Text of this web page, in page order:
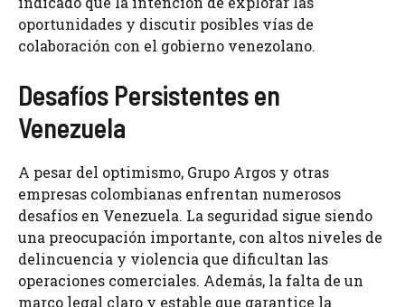
oportunidades y discutir posibles vías de
colaboración con el gobierno venezolano.
Desafíos Persistentes en
Venezuela
A pesar del optimismo, Grupo Argos y otras
empresas colombianas enfrentan numerosos
desafíos en Venezuela. La seguridad sigue siendo
una preocupación importante, con altos niveles de
delincuencia y violencia que dificultan las
operaciones comerciales. Además, la falta de un
marco legal claro y estable que garantice la